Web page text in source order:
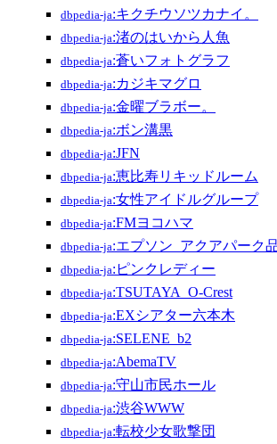
dbpedia-ja:キクチウソツカナイ。
dbpedia-ja:渚のはいから人魚
dbpedia-ja:蒼いフォトグラフ
dbpedia-ja:カジキマグロ
dbpedia-ja:金曜ブラボー。
dbpedia-ja:ボン溝黒
dbpedia-ja:JFN
dbpedia-ja:恵比寿リキッドルーム
dbpedia-ja:女性アイドルグループ
dbpedia-ja:FMヨコハマ
dbpedia-ja:エプソン_アクアパーク
dbpedia-ja:ピンクレディー
dbpedia-ja:TSUTAYA_O-Crest
dbpedia-ja:EXシアター六本木
dbpedia-ja:SELENE_b2
dbpedia-ja:AbemaTV
dbpedia-ja:守山市民ホール
dbpedia-ja:渋谷WWW
dbpedia-ja:転校少女歌撃団